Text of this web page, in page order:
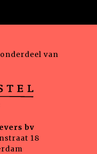
van
bv
18